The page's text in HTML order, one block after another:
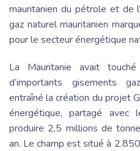
mauritanien du pétrole et de
gaz naturel mauritanien
pour le secteur énergétique
La Mauritanie avait
d’importants gisements
entraîné la création du projet
énergétique, partagé avec
produire 2,5 millions de
an. Le champ est situé à